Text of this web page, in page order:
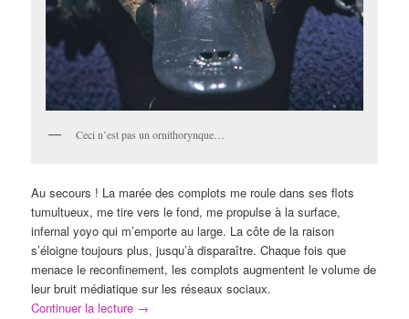
Ceci n’est pas un ornithorynque…
Au secours ! La marée des complots me roule dans ses flots
tumultueux, me tire vers le fond, me propulse à la surface,
infernal yoyo qui m’emporte au large. La côte de la raison
s’éloigne toujours plus, jusqu’à disparaître. Chaque fois que
menace le reconfinement, les complots augmentent le volume de
leur bruit médiatique sur les réseaux sociaux.
Continuer la lecture →